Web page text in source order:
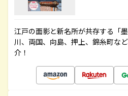
江戸の面影と新名所が共存する「
川、両国、向島、押上、錦糸町な
介！